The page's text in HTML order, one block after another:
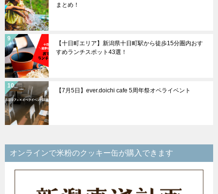
まとめ！
【十日町エリア】新潟県十日町駅から徒歩15分圏内おす
すめランチスポット43選！
【7月5日】ever.doichi cafe 5周年祭オペライベント
オンラインで米粉のクッキー缶が購入できます